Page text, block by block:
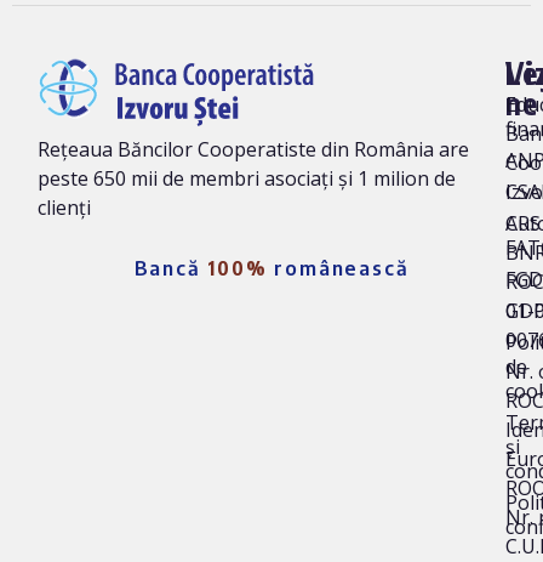
Rețeaua Băncilor Cooperatiste din România are
peste 650 mii de membri asociați și 1 milion de
clienți
Bancă 100% românească
ne
01-
Nr.
Nr.
de
și